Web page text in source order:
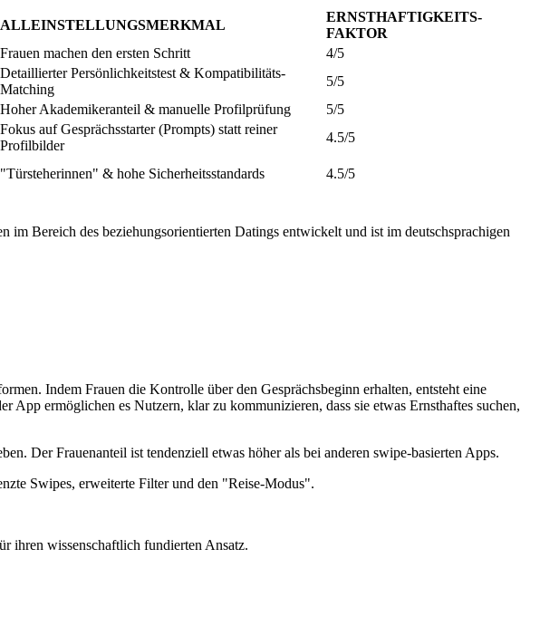
ALLEINSTELLUNGSMERKMAL
ERNSTHAFTIGKEITS-
FAKTOR
Frauen machen den ersten Schritt
4/5
Detaillierter Persönlichkeitstest & Kompatibilitäts-
Matching
5/5
Hoher Akademikeranteil & manuelle Profilprüfung
5/5
Fokus auf Gesprächsstarter (Prompts) statt reiner
Profilbilder
4.5/5
"Türsteherinnen" & hohe Sicherheitsstandards
4.5/5
im Bereich des beziehungsorientierten Datings entwickelt und ist im deutschsprachigen
Indem Frauen die Kontrolle über den Gesprächsbeginn erhalten, entsteht eine
ermöglichen es Nutzern, klar zu kommunizieren, dass sie etwas Ernsthaftes suchen,
Der Frauenanteil ist tendenziell etwas höher als bei anderen swipe-basierten Apps.
Swipes, erweiterte Filter und den "Reise-Modus".
ihren wissenschaftlich fundierten Ansatz.